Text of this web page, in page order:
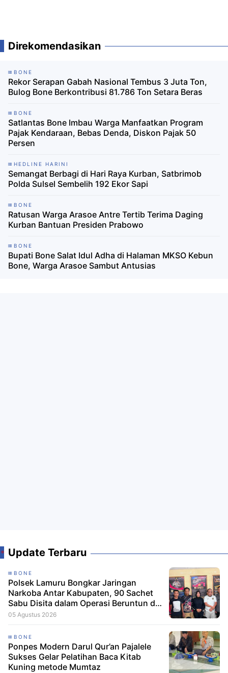
Direkomendasikan
BONE
Rekor Serapan Gabah Nasional Tembus 3 Juta Ton,
Bulog Bone Berkontribusi 81.786 Ton Setara Beras
BONE
Satlantas Bone Imbau Warga Manfaatkan Program
Pajak Kendaraan, Bebas Denda, Diskon Pajak 50
Persen
HEDLINE HARINI
Semangat Berbagi di Hari Raya Kurban, Satbrimob
Polda Sulsel Sembelih 192 Ekor Sapi
BONE
Ratusan Warga Arasoe Antre Tertib Terima Daging
Kurban Bantuan Presiden Prabowo
BONE
Bupati Bone Salat Idul Adha di Halaman MKSO Kebun
Bone, Warga Arasoe Sambut Antusias
Update Terbaru
BONE
Polsek Lamuru Bongkar Jaringan
Narkoba Antar Kabupaten, 90 Sachet
Sabu Disita dalam Operasi Beruntun di
Bone dan Soppeng
05 Agustus 2026
BONE
Ponpes Modern Darul Qur’an Pajalele
Sukses Gelar Pelatihan Baca Kitab
Kuning metode Mumtaz